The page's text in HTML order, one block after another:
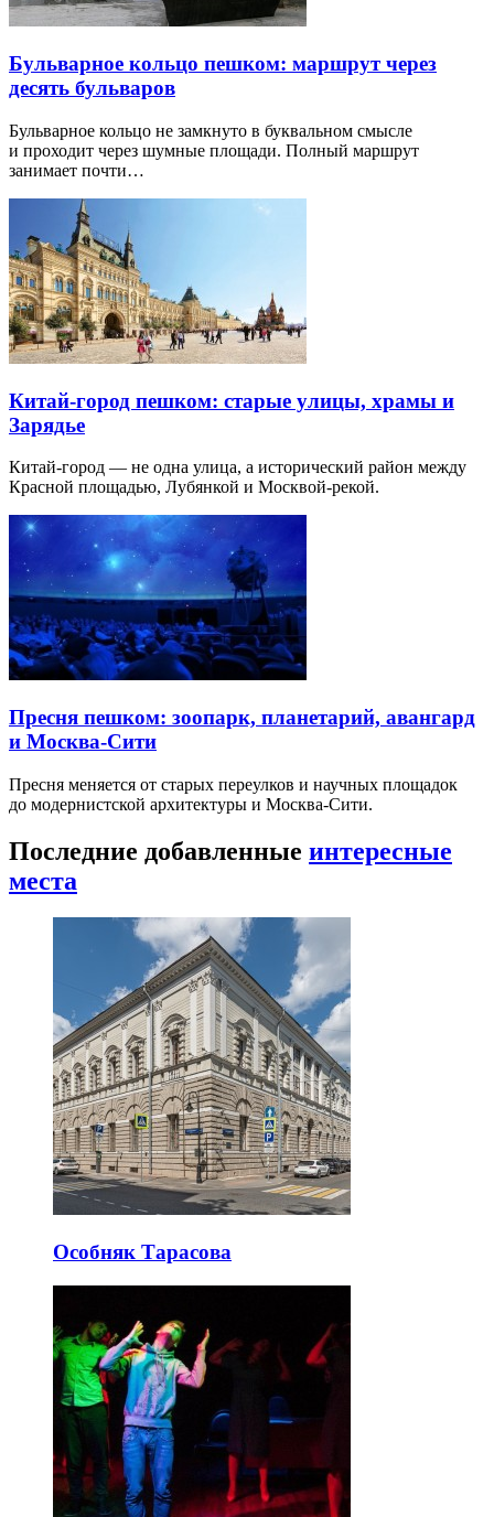
Бульварное кольцо пешком: маршрут через
десять бульваров
Бульварное кольцо не замкнуто в буквальном смысле
и проходит через шумные площади. Полный маршрут
занимает почти…
Китай-город пешком: старые улицы, храмы и
Зарядье
Китай-город — не одна улица, а исторический район между
Красной площадью, Лубянкой и Москвой-рекой.
Пресня пешком: зоопарк, планетарий, авангард
и Москва-Сити
Пресня меняется от старых переулков и научных площадок
до модернистской архитектуры и Москва-Сити.
Последние добавленные интересные
места
Особняк Тарасова